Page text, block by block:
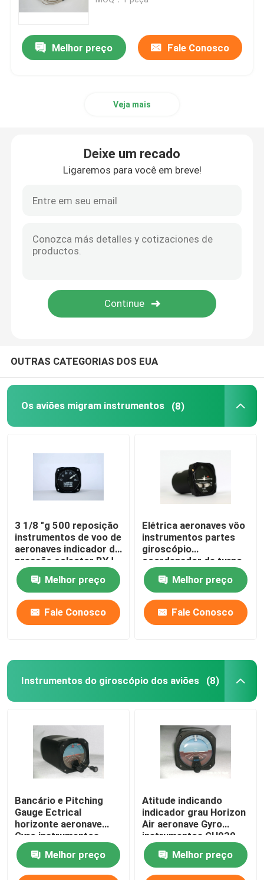
Calibre da temperatura da cabeça de cilindro
Calibre de pressão dos aviões
Tacômetro dos aviões de Digitas
Melhor preço Fale Conosco
Veja mais
Deixe um recado
Ligaremos para você em breve!
OUTRAS CATEGORIAS DOS EUA
Os aviões migram instrumentos (8)
3 1/8 "g 500 reposição
instrumentos de voo de
aeronaves indicador de
pressão colector BYJ-
5
Melhor preço
Fale Conosco
Elétrica aeronaves vôo
instrumentos partes
giroscópio
coordenador de turno
Guages BZW-4B
Melhor preço
Fale Conosco
Instrumentos do giroscópio dos aviões (8)
Bancário e Pitching
Gauge Ectrical
horizonte aeronave
Gyro instrumentos
GH025
Melhor preço
Atitude indicando
indicador grau Horizon
Air aeronave Gyro
instrumentos GH030
Melhor preço